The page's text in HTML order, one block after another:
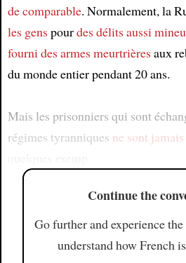
de comparable. Normalement, la
les genspourdes délits aussi
fournides armes meurtrièresaux
du monde entier pendant 20 ans.
Mais les prisonniers qui sont
régimes tyranniques ne sont
Continue the
Go further and experience
understand how French